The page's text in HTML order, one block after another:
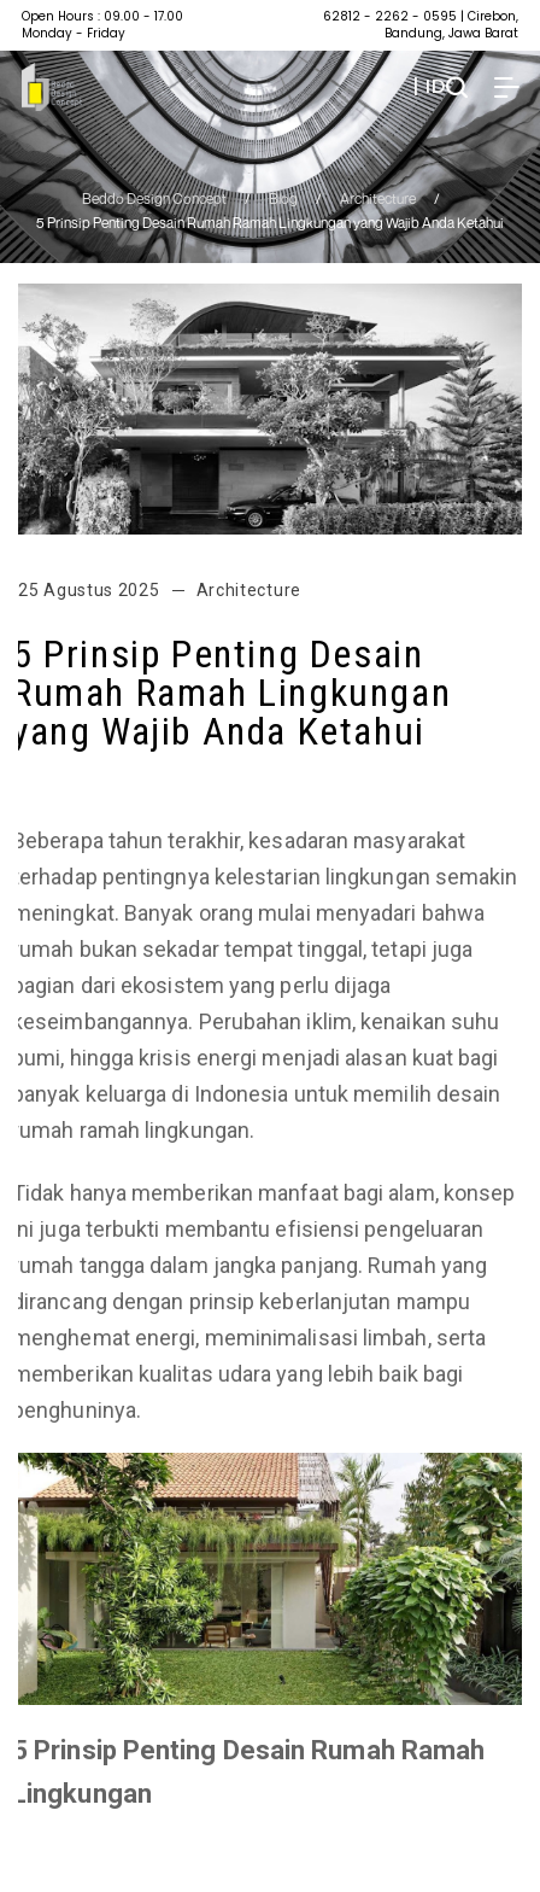
Open Hours : 09.00 - 17.00
Monday - Friday
62812 - 2262 - 0595 | Cirebon,
Bandung, Jawa Barat
| ID
Beddo Design Concept / Blog / Architecture
/
5 Prinsip Penting Desain Rumah Ramah Lingkungan yang Wajib Anda Ketahui
25 Agustus 2025 Architecture
5 Prinsip Penting Desain
Rumah Ramah Lingkungan
yang Wajib Anda Ketahui
Beberapa tahun terakhir, kesadaran masyarakat
terhadap pentingnya kelestarian lingkungan semakin
meningkat. Banyak orang mulai menyadari bahwa
rumah bukan sekadar tempat tinggal, tetapi juga
bagian dari ekosistem yang perlu dijaga
keseimbangannya. Perubahan iklim, kenaikan suhu
bumi, hingga krisis energi menjadi alasan kuat bagi
banyak keluarga di Indonesia untuk memilih desain
rumah ramah lingkungan.
Tidak hanya memberikan manfaat bagi alam, konsep
ini juga terbukti membantu efisiensi pengeluaran
rumah tangga dalam jangka panjang. Rumah yang
dirancang dengan prinsip keberlanjutan mampu
menghemat energi, meminimalisasi limbah, serta
memberikan kualitas udara yang lebih baik bagi
penghuninya.
5 Prinsip Penting Desain Rumah Ramah
Lingkungan